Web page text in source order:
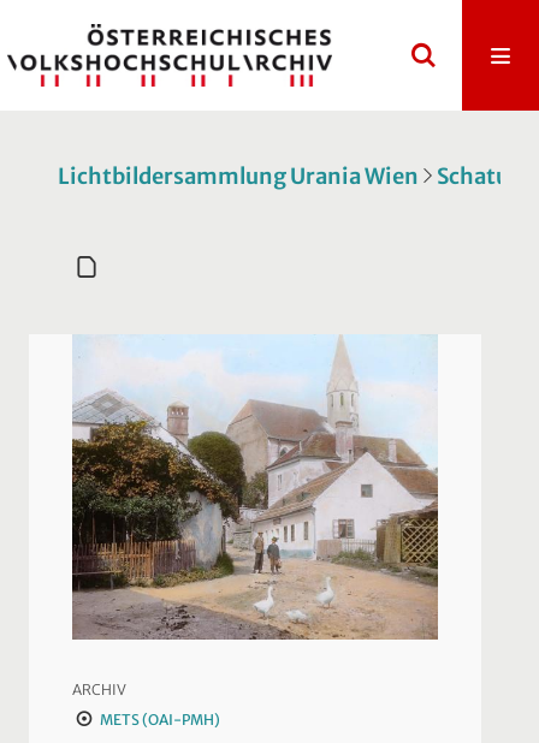
Lichtbildersammlung Urania Wien Schatulle
ARCHIV
METS (OAI-PMH)